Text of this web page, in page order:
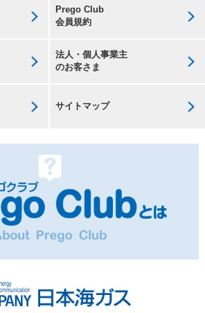
Prego Club
会員規約
法人・個人事業主
のお客さま
サイトマップ